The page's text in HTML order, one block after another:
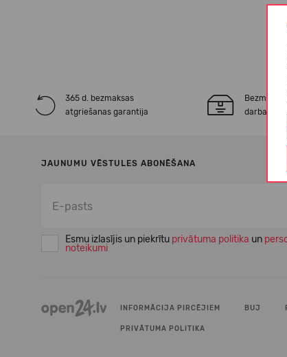
365 d. bezmaksas
atgriešanas garantija
darba
JAUNUMU VĒSTULES ABONĒŠANA
Esmu izlasījis un piekrītu privātuma politika un
noteikumi
INFORMĀCIJA PIRCĒJIEM BUJ
PRIVĀTUMA POLITIKA